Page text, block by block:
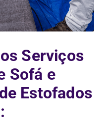
Serviços
Sofá e
Estofados